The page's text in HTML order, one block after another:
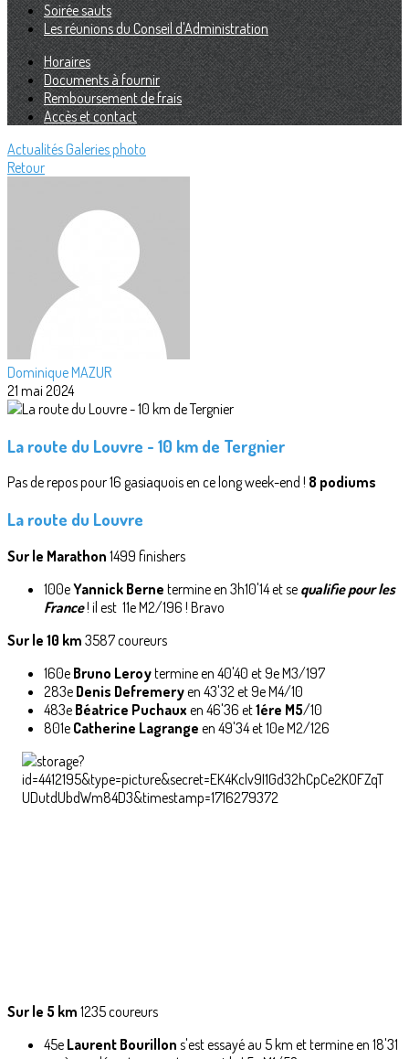
Soirée sauts
Les réunions du Conseil d'Administration
Horaires
Documents à fournir
Remboursement de frais
Accès et contact
Actualités Galeries photo
Retour
Dominique MAZUR
21 mai 2024
La route du Louvre - 10 km de Tergnier
Pas de repos pour 16 gasiaquois en ce long week-end ! 8 podiums
La route du Louvre
Sur le Marathon 1499 finishers
100eYannick Berne termine en 3h10'14 et se qualifie pour les
France! il est 11e M2/196 ! Bravo
Sur le 10 km 3587 coureurs
160e Bruno Leroytermine en 40'40 et 9e M3/197
283e Denis Defremeryen 43'32 et 9e M4/10
483e Béatrice Puchaux en 46'36 et1ére M5/10
801e Catherine Lagrange en 49'34 et 10e M2/126
Sur le 5 km 1235 coureurs
45e Laurent Bourillon s'est essayé au 5 km et termine en 18'31